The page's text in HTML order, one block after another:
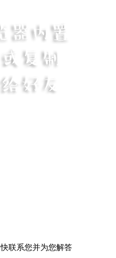
联系您并为您解答